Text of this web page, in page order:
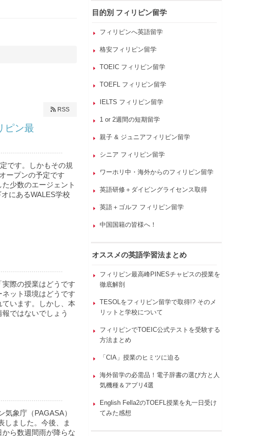
RSS
ピン最
です。しかもその規
ープンの予定です
少数のエージェント
にあるWALES学校
際の授業はどうです
ット環境はどうです
います。しかし、本
ではないでしょう
象庁（PAGASA）
しました。今後、ま
ら数週間雨が降らな
目的別 フィリピン留学
フィリピンへ英語留学
格安フィリピン留学
TOEIC フィリピン留学
TOEFL フィリピン留学
IELTS フィリピン留学
1 or 2週間の短期留学
親子 & ジュニアフィリピン留学
シニア フィリピン留学
ワーホリ中・海外からのフィリピン留学
英語研修＋ダイビングライセンス取得
英語＋ゴルフ フィリピン留学
中国国籍の皆様へ！
オススメの英語学習法まとめ
フィリピン最高峰PINESチャピスの授業を
徹底解剖
TESOLをフィリピン留学で取得!? そのメ
リットと学校について
フィリピンでTOEIC公式テストを受験する
方法まとめ
「CIA」授業のヒミツに迫る
海外留学の必需品！電子辞書の選び方と人
気機種＆アプリ4選
English Fella2のTOEFL授業を丸一日受け
てみた感想